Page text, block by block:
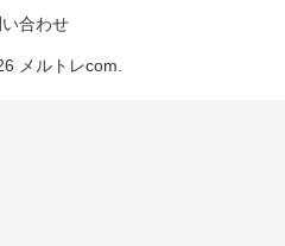
合わせ
メルトレcom.